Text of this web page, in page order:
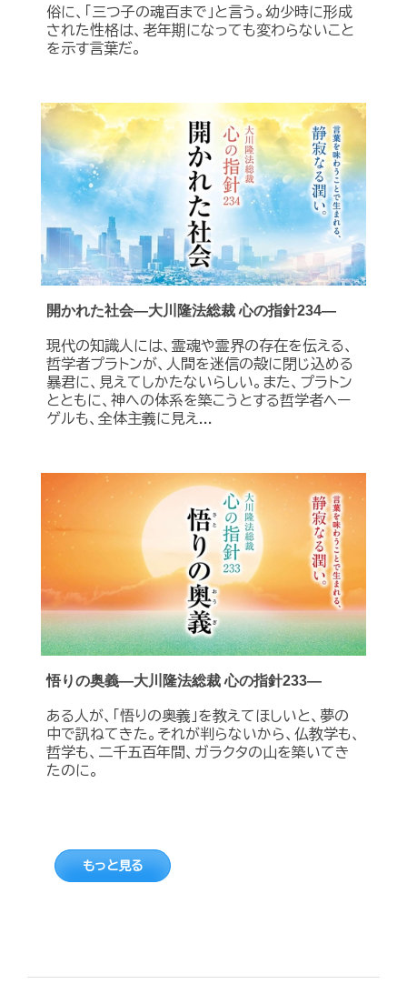
俗に、「三つ子の魂百まで」と言う。幼少時に形成
された性格は、老年期になっても変わらないこと
を示す言葉だ。
開かれた社会―大川隆法総裁 心の指針234―
現代の知識人には、霊魂や霊界の存在を伝える、
哲学者プラトンが、人間を迷信の殻に閉じ込める
暴君に、見えてしかたないらしい。また、プラトン
とともに、神への体系を築こうとする哲学者ヘー
ゲルも、全体主義に見え...
悟りの奥義―大川隆法総裁 心の指針233―
ある人が、「悟りの奥義」を教えてほしいと、夢の
中で訊ねてきた。それが判らないから、仏教学も、
哲学も、二千五百年間、ガラクタの山を築いてき
たのに。
もっと見る